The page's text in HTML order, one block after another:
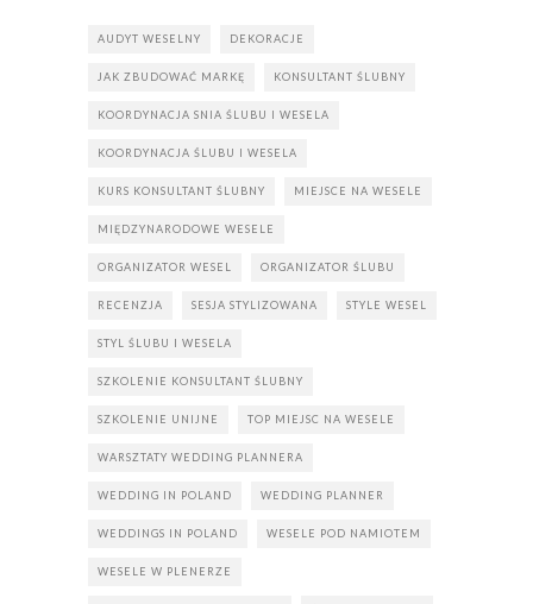
AUDYT WESELNY DEKORACJE
JAK ZBUDOWAĆ MARKĘ KONSULTANT ŚLUBNY
KOORDYNACJA SNIA ŚLUBU I WESELA
KOORDYNACJA ŚLUBU I WESELA
KURS KONSULTANT ŚLUBNY MIEJSCE NA WESELE
MIĘDZYNARODOWE WESELE
ORGANIZATOR WESEL ORGANIZATOR ŚLUBU
RECENZJA SESJA STYLIZOWANA STYLE WESEL
STYL ŚLUBU I WESELA
SZKOLENIE KONSULTANT ŚLUBNY
SZKOLENIE UNIJNE TOP MIEJSC NA WESELE
WARSZTATY WEDDING PLANNERA
WEDDING IN POLAND WEDDING PLANNER
WEDDINGS IN POLAND WESELE POD NAMIOTEM
WESELE W PLENERZE